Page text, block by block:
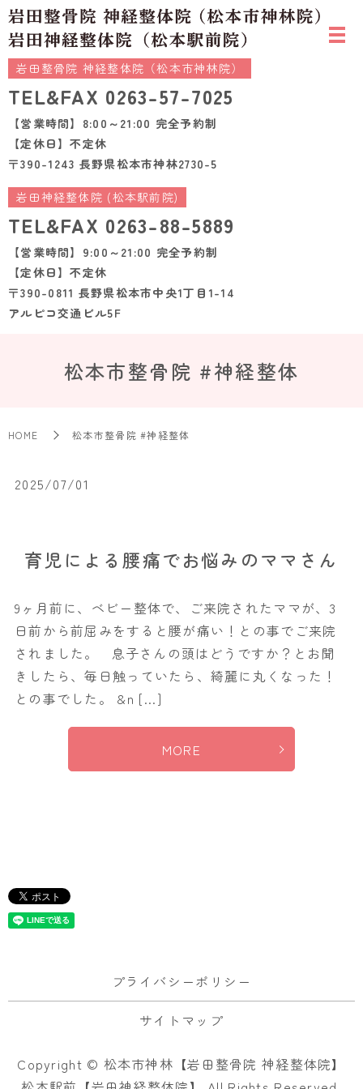
岩田整骨院 神経整体院（松本市神林院）
TEL&FAX 0263-57-7025
【営業時間】8:00～21:00 完全予約制
【定休日】不定休
〒390-1243 長野県松本市神林2730-5
岩田神経整体院 (松本駅前院)
TEL&FAX 0263-88-5889
【営業時間】9:00～21:00 完全予約制
【定休日】不定休
〒390-0811 長野県松本市中央1丁目1-14
アルピコ交通ビル5F
松本市整骨院 #神経整体
HOME 松本市整骨院 #神経整体
2025/07/01
育児による腰痛でお悩みのママさん
9ヶ月前に、ベビー整体で、ご来院されたママが、3
日前から前屈みをすると腰が痛い！との事でご来院
されました。 息子さんの頭はどうですか？とお聞
きしたら、毎日触っていたら、綺麗に丸くなった！
との事でした。 &n […]
MORE
プライバシーポリシー
サイトマップ
Copyright © 松本市神林【岩田整骨院 神経整体院】